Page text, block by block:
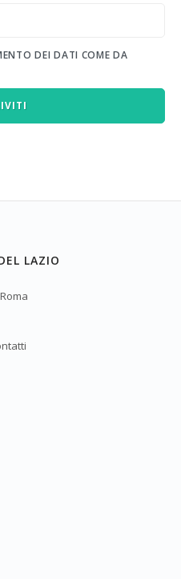
DEI DATI COME DA
LAZIO